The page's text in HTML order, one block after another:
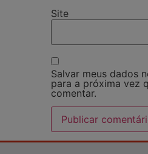
Site
Salvar meus dados
para a próxima vez
comentar.